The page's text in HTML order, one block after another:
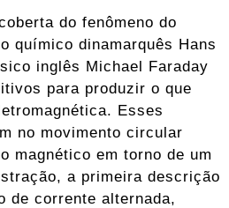
do fenômeno do
químico dinamarquês Hans
inglês Michael Faraday
para produzir o que
Esses
no movimento circular
magnético em torno de um
a primeira descrição
de corrente alternada,